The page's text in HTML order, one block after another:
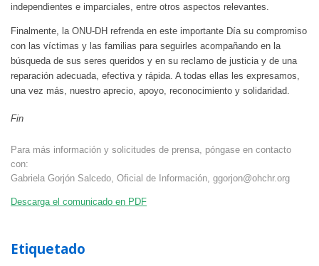
independientes e imparciales, entre otros aspectos relevantes.
Finalmente, la ONU-DH refrenda en este importante Día su compromiso
con las víctimas y las familias para seguirles acompañando en la
búsqueda de sus seres queridos y en su reclamo de justicia y de una
reparación adecuada, efectiva y rápida. A todas ellas les expresamos,
una vez más, nuestro aprecio, apoyo, reconocimiento y solidaridad.
Fin
Para más información y solicitudes de prensa, póngase en contacto
con:
Gabriela Gorjón Salcedo, Oficial de Información, ggorjon@ohchr.org
Descarga el comunicado en PDF
Etiquetado